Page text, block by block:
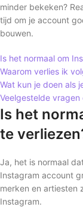
minder bekeken?
tijd om je account
bouwen.
Is het normaal om
Waarom verlies ik
Wat kun je doen als
Veelgestelde
Is het
te
Ja, het is normaal
Instagram account
merken en artiesten
Instagram.